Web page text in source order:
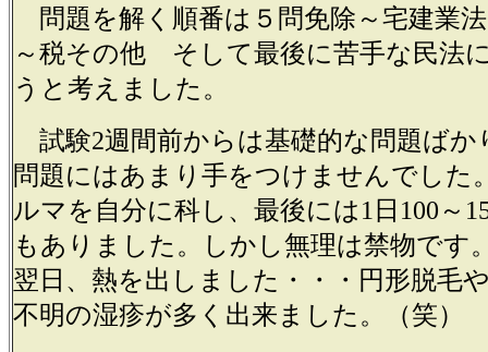
問題を解く順番は５問免除～宅建業
～税その他 そして最後に苦手な民法
うと考えました。
試験2週間前からは基礎的な問題ばか
問題にはあまり手をつけませんでした
ルマを自分に科し、最後には1日100～
もありました。しかし無理は禁物です
翌日、熱を出しました・・・円形脱毛
不明の湿疹が多く出来ました。（笑）